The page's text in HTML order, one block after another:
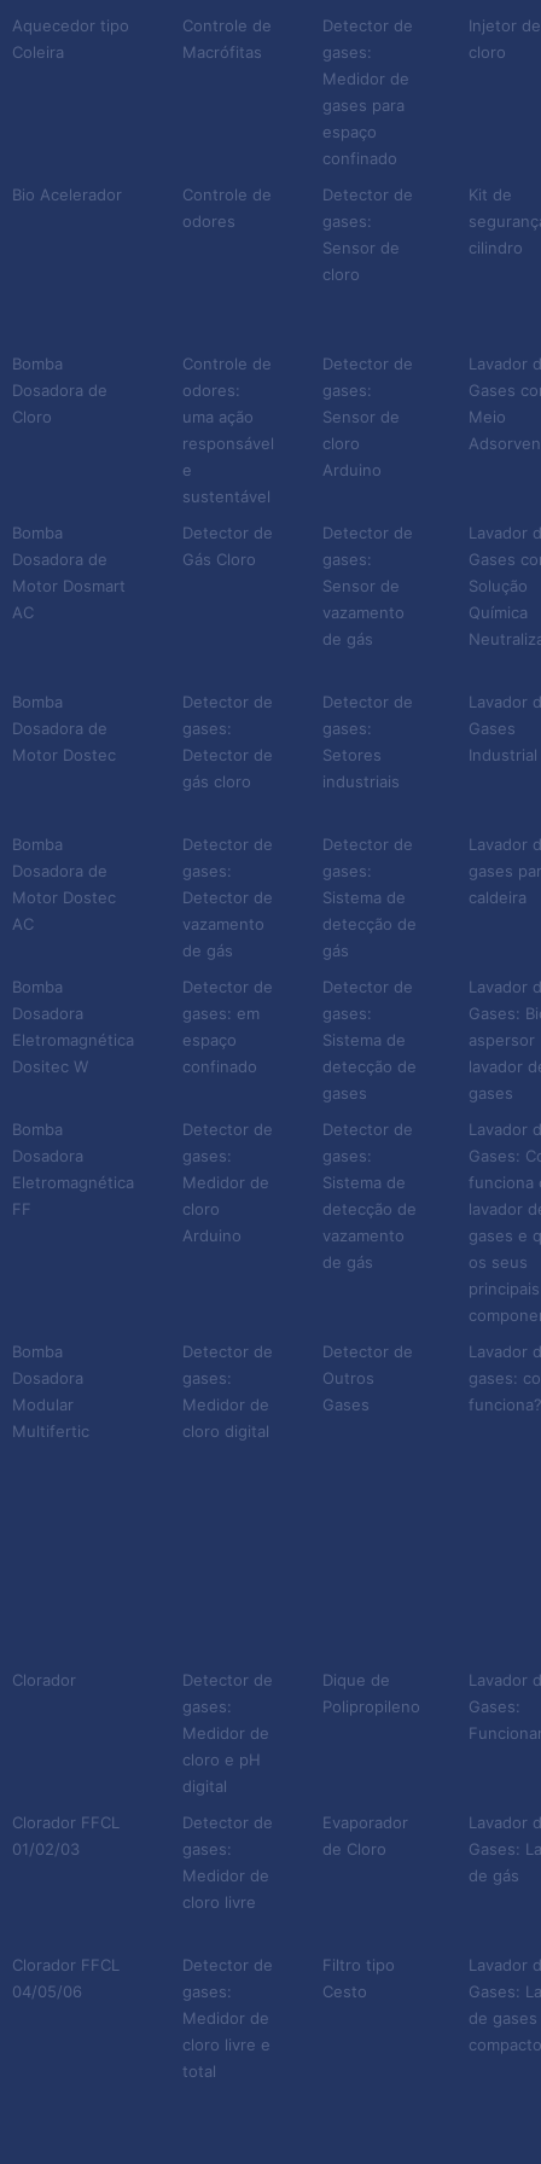
Isso resulta em maior
segurança, eficiência e
qualidade no trabalho de
sua empresa. Primeiro
porque seus colaboradores
ficam devidamente
protegidos para fazer seu
proliferação desse gás na
atmosfera eliminando
qualquer possibilidade de
poluição. Por fim, as demais
entorno da empresa
também ficam seguros.
Informações importantes
sobre o gás cloro
De aparência esverdeada e
odor forte, o gás cloro não
é apenas poluente.
elevadas desse elemento
podem ser potencialmente
fatais para pessoas e
animais. Na medida em que
uma pessoa se expõe
excessivamente a essa
substância, pode ter
sintomas como:
Irritação nos olhos, nariz e
Dores de cabeça intensa;
Queimaduras na pele;
Lacrimejamento e tosse;
respiratório, que pode ser
ambiente, contamina o ar e
Ciente desses riscos, a
evitar esses problemas.
Com o seu detector de gás
cloro, você conta com um
Aquecedor tipo
Coleira
Bio Acelerador
Bomba
Dosadora de
Cloro
Bomba
Dosadora de
Motor Dosmart
AC
Bomba
Dosadora de
Motor Dostec
Bomba
Dosadora de
Motor Dostec
AC
Bomba
Dosadora
Eletromagnética
Dositec W
Bomba
Dosadora
Eletromagnética
FF
Bomba
Dosadora
Modular
Multifertic
Clorador
Clorador FFCL
01/02/03
Clorador FFCL
04/05/06
Controle de
Macrófitas
Controle de
odores
Controle de
odores:
uma ação
responsável
e
sustentável
Detector de
Gás Cloro
Detector de
gases:
Detector de
gás cloro
Detector de
gases:
Detector de
vazamento
de gás
Detector de
gases: em
espaço
confinado
Detector de
gases:
Medidor de
cloro
Arduino
Detector de
gases:
Medidor de
cloro digital
Detector de
gases:
Medidor de
cloro e pH
digital
Detector de
gases:
Medidor de
cloro livre
Detector de
gases:
Medidor de
cloro livre e
total
Detector de
gases:
Medidor de
gases para
espaço
confinado
Detector de
gases:
Sensor de
cloro
Detector de
gases:
Sensor de
cloro
Arduino
Detector de
gases:
Sensor de
vazamento
de gás
Detector de
gases:
Setores
industriais
Detector de
gases:
Sistema de
detecção de
gás
Detector de
gases:
Sistema de
detecção de
gases
Detector de
gases:
Sistema de
detecção de
vazamento
de gás
Detector de
Outros
Gases
Dique de
Polipropileno
Evaporador
de Cloro
Filtro tipo
Cesto
Injetor
cloro
Kit de
cilindro
Lavador
Gases
Meio
Lavador
Gases
Solução
Química
Lavador
Gases
Industrial
Lavador
gases
caldeira
Lavador
Gases:
aspersor
lavador
gases
Lavador
Gases:
funciona
lavador
gases e
os seus
principais
Lavador
gases:
funciona?
Lavador
Gases:
Lavador
Gases:
de gás
Lavador
Gases:
de gases
compacto